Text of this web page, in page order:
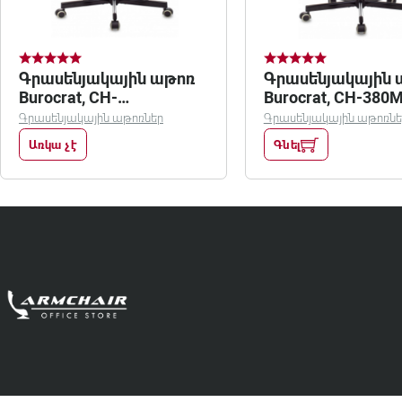
Գրասենյակային աթոռ
Burocrat, CH-
380M/jungle
Գրասենյակային աթոռներ
Առկա չէ
Գրասենյակային
Burocrat, CH-380M
/ZIG/blue
Գրասենյակային
Գնել